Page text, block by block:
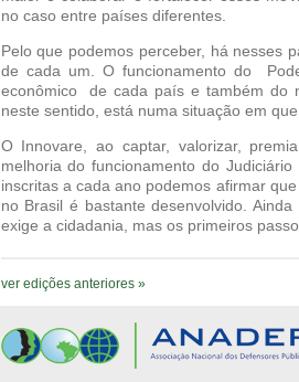
no caso entre países diferentes.
Pelo que podemos perceber, há nesses
de cada um. O funcionamento do
econômico de cada país e também do
neste sentido, está numa situação em
O Innovare, ao captar, valorizar,
melhoria do funcionamento do
inscritas a cada ano podemos afirmar
no Brasil é bastante desenvolvido.
exige a cidadania, mas os primeiros
ver edições anteriores »